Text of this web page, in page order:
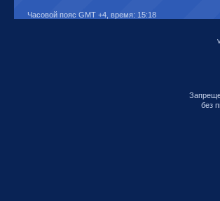
Часовой пояс GMT +4, время: 15:18
без